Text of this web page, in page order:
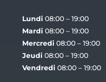
Lundi08:00 – 19:00
Mardi08:00 – 19:00
Mercredi08:00 – 19:00
Jeudi08:00 – 19:00
Vendredi08:00 – 19:00